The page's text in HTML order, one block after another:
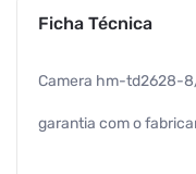
Ficha Técnica
Camera hm-td2628-
garantia com o